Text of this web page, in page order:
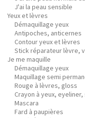
J'ai la peau sensible
Yeux et lèvres
Démaquillage yeux
Antipoches, anticernes
Contour yeux et lèvres
Stick réparateur lèvre,
Je me maquille
Démaquillage yeux
Maquillage semi
Rouge à lèvres, gloss
Crayon à yeux,
Mascara
Fard à paupières